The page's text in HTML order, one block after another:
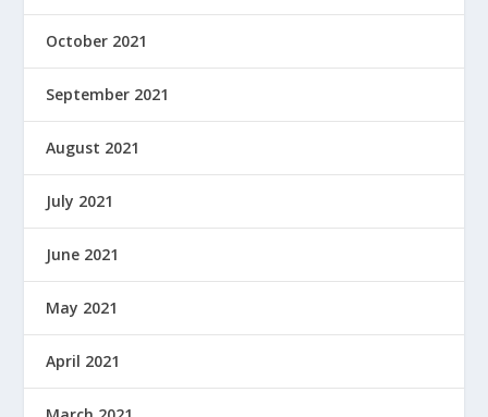
October 2021
September 2021
August 2021
July 2021
June 2021
May 2021
April 2021